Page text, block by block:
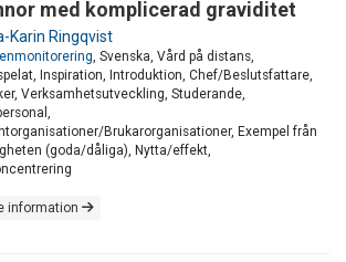
med komplicerad graviditet
Karin Ringqvist
, Svenska, Vård på distans,
Inspiration, Introduktion, Chef/Beslutsfattare,
Verksamhetsutveckling, Studerande,
Brukarorganisationer, Exempel från
(goda/dåliga), Nytta/effekt,
information